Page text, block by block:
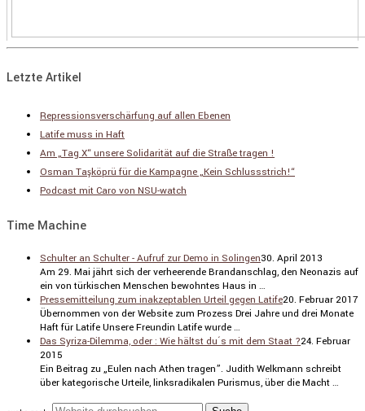
Letzte Artikel
Repressionsverschärfung auf allen Ebenen
Latife muss in Haft
Am „Tag X“ unsere Solidarität auf die Straße tragen !
Osman Taşköprü für die Kampagne „Kein Schlussstrich!“
Podcast mit Caro von NSU-watch
Time Machine
Schulter an Schulter - Aufruf zur Demo in Solingen30. April 2013
Am 29. Mai jährt sich der verhee­rende Brand­an­schlag, den Neonazis auf
ein von türki­schen Menschen bewohntes Haus in …
Pressemitteilung zum inakzeptablen Urteil gegen Latife20. Februar 2017
Übernommen von der Website zum Prozess Drei Jahre und drei Monate
Haft für Latife Unsere Freundin Latife wurde …
Das Syriza-Dilemma, oder : Wie hältst du´s mit dem Staat ?24. Februar
2015
Ein Beitrag zu „Eulen nach Athen tragen”. Judith Welkmann schreibt
über katego­ri­sche Urteile, links­ra­di­kalen Purismus, über die Macht …